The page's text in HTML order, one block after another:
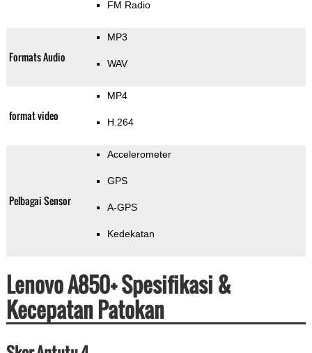
FM Radio
Formats Audio
MP3
WAV
format video
MP4
H.264
Pelbagai Sensor
Accelerometer
GPS
A-GPS
Kedekatan
Lenovo A850+ Spesifikasi &
Kecepatan Patokan